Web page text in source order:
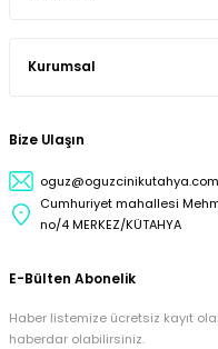
Kurumsal
Bize Ulaşın
oguz@oguzcinikutahya.com
Cumhuriyet mahallesi
no/4 MERKEZ/KÜTAHYA
E-Bülten Abonelik
Haber listemize ücretsiz kayıt
haberdar olabilirsiniz.